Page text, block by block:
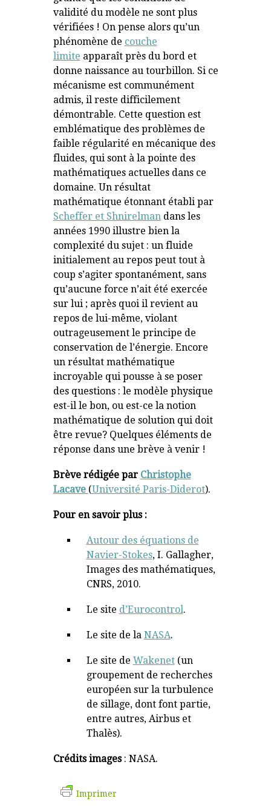
validité du modèle ne sont plus
vérifiées ! On pense alors qu’un
phénomène de couche
limite apparaît près du bord et
donne naissance au tourbillon. Si ce
mécanisme est communément
admis, il reste difficilement
démontrable. Cette question est
emblématique des problèmes de
faible régularité en mécanique des
fluides, qui sont à la pointe des
mathématiques actuelles dans ce
domaine. Un résultat
mathématique étonnant établi par
Scheffer et Shnirelmandans les
années 1990 illustre bien la
complexité du sujet : un fluide
initialement au repos peut tout à
coup s’agiter spontanément, sans
qu’aucune force n’ait été exercée
sur lui ; après quoi il revient au
repos de lui-même, violant
outrageusement le principe de
conservation de l’énergie. Encore
un résultat mathématique
incroyable qui pousse à se poser
des questions : le modèle physique
est-il le bon, ou est-ce la notion
mathématique de solution qui doit
être revue? Quelques éléments de
réponse dans une brève à venir !
Brève rédigée par Christophe
Lacave (Université Paris-Diderot).
Pour en savoir plus :
Autour des équations de
Navier-Stokes, I. Gallagher,
Images des mathématiques,
CNRS, 2010.
Le site d’Eurocontrol.
Le site de la NASA.
Le site de Wakenet(un
groupement de recherches
européen sur la turbulence
de sillage, dont font partie,
entre autres, Airbus et
Thalès).
Crédits images: NASA.
Imprimer